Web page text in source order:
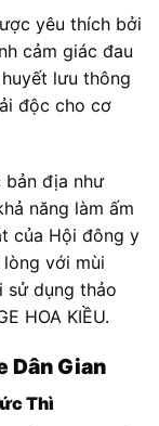
yêu thích bởi
cảm giác đau
lưu thông
độc cho cơ
bản địa như
năng làm ấm
của Hội đông y
lòng với mùi
sử dụng thảo
HOA KIỀU.
Dân Gian
Thì